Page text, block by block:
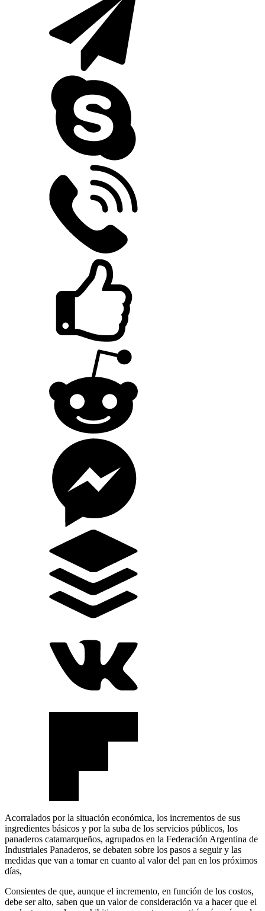
Acorralados por la situación económica, los incrementos de sus
ingredientes básicos y por la suba de los servicios públicos, los
panaderos catamarqueños, agrupados en la Federación Argentina de
Industriales Panaderos, se debaten sobre los pasos a seguir y las
medidas que van a tomar en cuanto al valor del pan en los próximos
días,
Consientes de que, aunque el incremento, en función de los costos,
debe ser alto, saben que un valor de consideración va a hacer que el